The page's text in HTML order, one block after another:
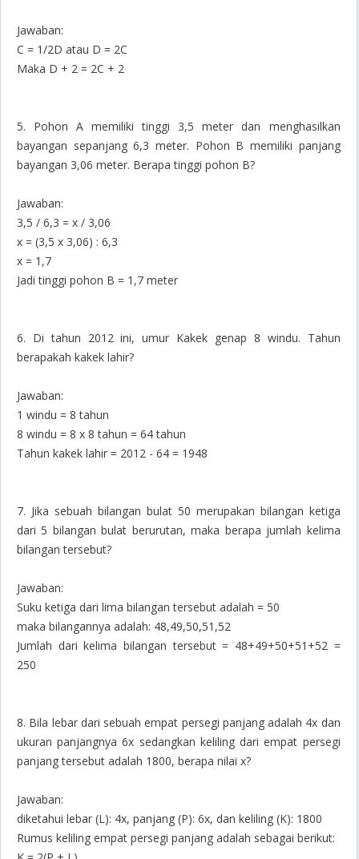
Jawaban:
C = 1/2D atau D = 2C
Maka D + 2 = 2C + 2
5. Pohon A memiliki tinggi 3,5 meter dan menghasilkan
bayangan sepanjang 6,3 meter. Pohon B memiliki panjang
bayangan 3,06 meter. Berapa tinggi pohon B?
Jawaban:
3,5 / 6,3 = x / 3,06
x = (3,5 x 3,06) : 6,3
x = 1,7
Jadi tinggi pohon B = 1,7 meter
6. Di tahun 2012 ini, umur Kakek genap 8 windu. Tahun
berapakah kakek lahir?
Jawaban:
1 windu = 8 tahun
8 windu = 8 x 8 tahun = 64 tahun
Tahun kakek lahir = 2012 - 64 = 1948
7. Jika sebuah bilangan bulat 50 merupakan bilangan ketiga
dari 5 bilangan bulat berurutan, maka berapa jumlah kelima
bilangan tersebut?
Jawaban:
Suku ketiga dari lima bilangan tersebut adalah = 50
maka bilangannya adalah: 48,49,50,51,52
Jumlah dari kelima bilangan tersebut = 48+49+50+51+52 =
250
8. Bila lebar dari sebuah empat persegi panjang adalah 4x dan
ukuran panjangnya 6x sedangkan keliling dari empat persegi
panjang tersebut adalah 1800, berapa nilai x?
Jawaban:
diketahui lebar (L): 4x, panjang (P): 6x, dan keliling (K): 1800
Rumus keliling empat persegi panjang adalah sebagai berikut: